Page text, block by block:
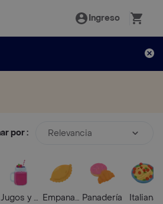
Ingreso
por : Relevancia
Jugos y BatidosEmpanadasPanadería Italiana